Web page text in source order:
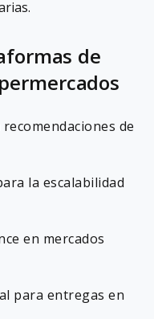
de
de
la escalabilidad
en mercados
para entregas en